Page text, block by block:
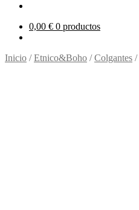
0,00 € 0 productos
Inicio /Etnico&Boho /Colgantes /